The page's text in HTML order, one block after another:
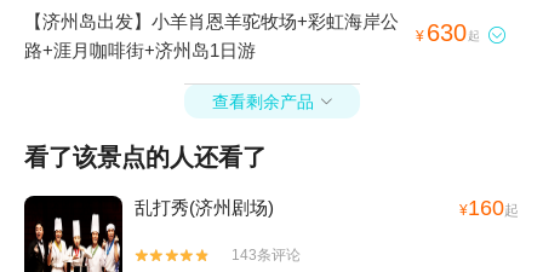
【济州岛出发】小羊肖恩羊驼牧场+彩虹海岸公
路+涯月咖啡街+济州岛1日游
¥ 630起 
查看剩余产品 
看了该景点的人还看了
乱打秀(济州剧场) ¥160起


143条评论